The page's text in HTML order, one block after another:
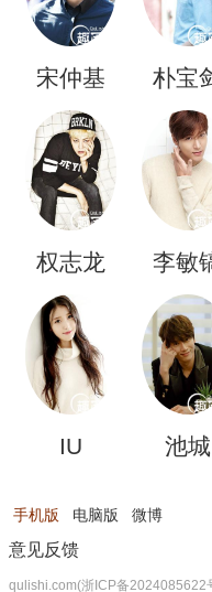
宋仲基 朴宝
权志龙 李敏
IU 池城
手机版 电脑版 微博
意见反馈
qulishi.com(浙ICP备2024085622